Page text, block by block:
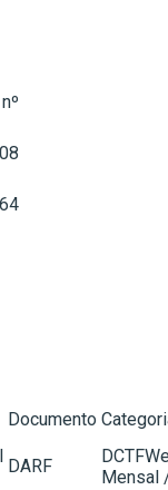
Documento
DARF
Mensal